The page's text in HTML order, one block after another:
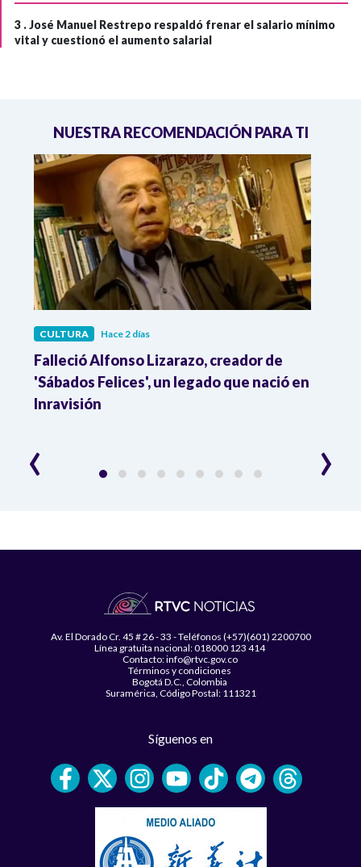
3 .José Manuel Restrepo respaldó frenar el salario mínimo
vital y cuestionó el aumento salarial
NUESTRA RECOMENDACIÓN PARA TI
CULTURA Hace 2 días
Falleció Alfonso Lizarazo, creador de
'Sábados Felices', un legado que nació en
Inravisión
‹ ›
Av. El Dorado Cr. 45 # 26 - 33 - Teléfonos (+57)(601) 2200700
Línea gratuita nacional: 018000 123 414
Contacto: info@rtvc.gov.co
Términos y condiciones
Bogotá D.C., Colombia
Suramérica, Código Postal: 111321
Síguenos en